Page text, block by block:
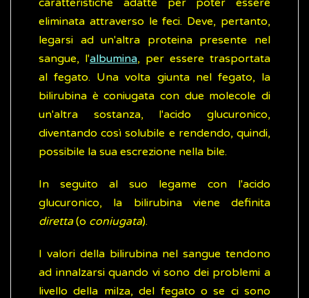
caratteristiche adatte per poter essere
eliminata attraverso le feci. Deve, pertanto,
legarsi ad un'altra proteina presente nel
sangue, l'albumina, per essere trasportata
al fegato. Una volta giunta nel fegato, la
bilirubina è coniugata con due molecole di
un'altra sostanza, l'acido glucuronico,
diventando così solubile e rendendo, quindi,
possibile la sua escrezione nella bile.
In seguito al suo legame con l'acido
glucuronico, la bilirubina viene definita
diretta(o coniugata).
I valori della bilirubina nel sangue tendono
ad innalzarsi quando vi sono dei problemi a
livello della milza, del fegato o se ci sono